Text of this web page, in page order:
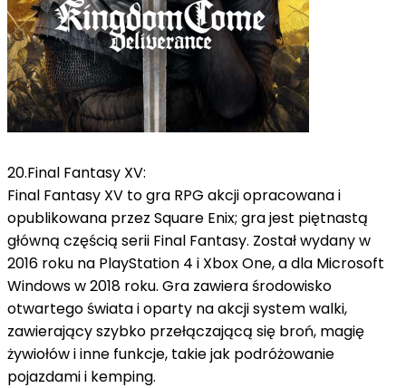
20.Final Fantasy XV:
Final Fantasy XV to gra RPG akcji opracowana i
opublikowana przez Square Enix; gra jest piętnastą
główną częścią serii Final Fantasy. Został wydany w
2016 roku na PlayStation 4 i Xbox One, a dla Microsoft
Windows w 2018 roku. Gra zawiera środowisko
otwartego świata i oparty na akcji system walki,
zawierający szybko przełączającą się broń, magię
żywiołów i inne funkcje, takie jak podróżowanie
pojazdami i kemping.